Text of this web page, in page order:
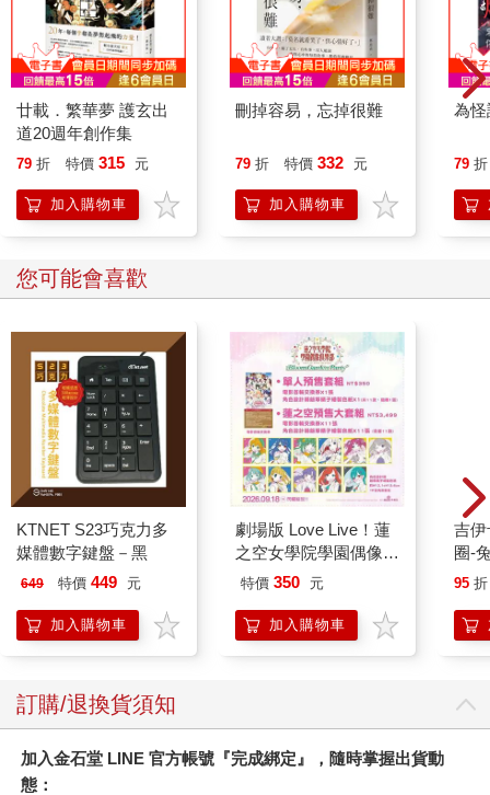
廿載．繁華夢 護玄出
道20週年創作集
79 折 特價 315 元
加入購物車
刪掉容易，忘掉很難
79 折 特價 332 元
加入購物車
為怪
79 折
您可能會喜歡
KTNET S23巧克力多
媒體數字鍵盤－黑
649 特價 449 元
加入購物車
劇場版 Love Live！蓮
之空女學院學園偶像俱
樂部 Bloom Garden
特價 350 元
加入購物車
吉伊卡哇
圈-
95 折
訂購/退換貨須知
加入金石堂 LINE 官方帳號『完成綁定』，隨時掌握出貨動
態：